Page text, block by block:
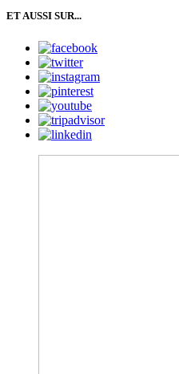
ET AUSSI SUR...